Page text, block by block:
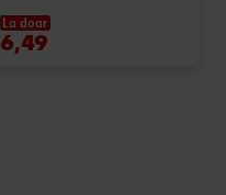
La doar
6,49